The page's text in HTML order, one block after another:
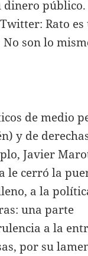
dinero público.
Rato es
son lo
de medio
y de
Javier
le cerró la
a la
una parte
a la
por su